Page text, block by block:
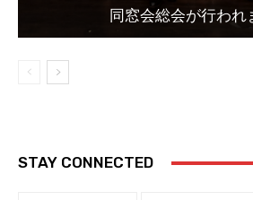
同窓会総会が行われ
STAY CONNECTED